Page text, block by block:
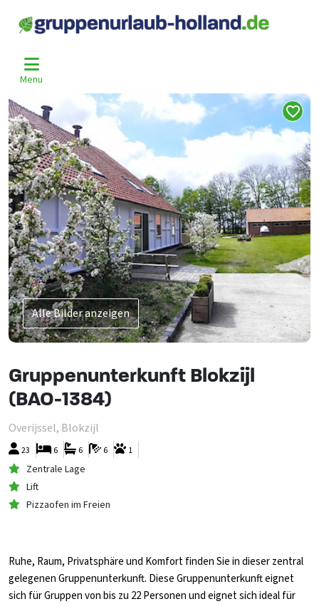
Menu
Home >
Alle Bilder anzeigen
Gruppenunterkunft Blokzijl
(BAO-1384)
Overijssel, Blokzijl
23 1
6
6
6
Zentrale Lage
Lift
Pizzaofen im Freien
Ruhe, Raum, Privatsphäre und Komfort finden Sie in dieser zentral
gelegenen Gruppenunterkunft. Diese Gruppenunterkunft eignet
sich für Gruppen von bis zu 22 Personen und eignet sich ideal für